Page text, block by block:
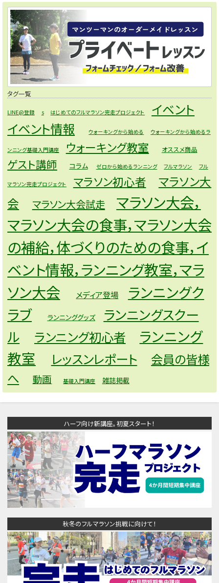
タグ一覧
LINE@登録 s はじめてのフルマラソン完走プロジェクト
イベント
イベント情報
ウォーキングから始める ウォーキングから始めるラ
ンニング基礎入門講座 ウォーキング教室 オススメ商品
ゲスト講師 コラム ゼロから始めるランニング フルマラソン フル
マラソン完走プロジェクト マラソン初心者
マラソン大
会
マラソン大会試走
マラソン大会，
マラソン大会の食事，マラソン大会
の補給，体づくりのための食事，イ
ベント情報，ランニング教室，マラ
ソン大会
メディア登場
ランニングク
ラブ
ランニンググッズ
ランニングスクー
ル
ランニング初心者
ランニング
教室
レッスンレポート
会員の皆様
へ
動画 基礎入門講座 雑誌掲載
ハーフ向け新講座。初夏スタート！
秋冬のフルマラソン挑戦に向けて！